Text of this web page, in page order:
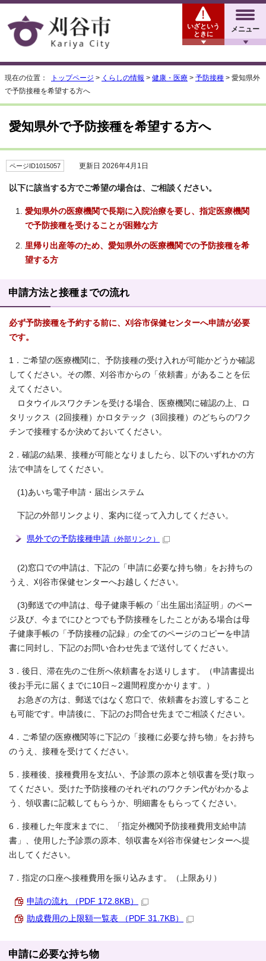
メニュー
いざという
ときに
現在の位置： トップページ > くらしの情報 > 健康・医療 > 予防接種 > 愛知県外
で予防接種を希望する方へ
愛知県外で予防接種を希望する方へ
ページID1015057 更新日 2026年4月1日
以下に該当する方でご希望の場合は、ご相談ください。
愛知県外の医療機関で長期に入院治療を要し、指定医療機関
で予防接種を受けることが困難な方
里帰り出産等のため、愛知県外の医療機関での予防接種を希
望する方
申請方法と接種までの流れ
必ず予防接種を予約する前に、刈谷市保健センターへ申請が必要
です。
1．ご希望の医療機関に、予防接種の受け入れが可能かどうか確認
してください。その際、刈谷市からの「依頼書」があることを伝
えてください。
ロタウイルスワクチンを受ける場合、医療機関に確認の上、ロ
タリックス（2回接種）かロタテック（3回接種）のどちらのワク
チンで接種するか決めておいてください。
2．確認の結果、接種が可能となりましたら、以下のいずれかの方
法で申請をしてください。
(1)あいち電子申請・届出システム
下記の外部リンクより、案内に従って入力してください。
県外での予防接種申請 （外部リンク）
(2)窓口での申請は、下記の「申請に必要な持ち物」をお持ちの
うえ、刈谷市保健センターへお越しください。
(3)郵送での申請は、母子健康手帳の「出生届出済証明」のペー
ジ及び、今までにひとつでも予防接種をしたことがある場合は母
子健康手帳の「予防接種の記録」の全てのページのコピーを申請
書に同封し、下記のお問い合わせ先まで送付してください。
3．後日、滞在先のご住所へ依頼書をお送りします。（申請書提出
後お手元に届くまでに10日～2週間程度かかります。）
お急ぎの方は、郵送ではなく窓口で、依頼書をお渡しすること
も可能です。申請後に、下記のお問合せ先までご相談ください。
4．ご希望の医療機関等に下記の「接種に必要な持ち物」をお持ち
のうえ、接種を受けてください。
5．接種後、接種費用を支払い、予診票の原本と領収書を受け取っ
てください。受けた予防接種のそれぞれのワクチン代がわかるよ
う、領収書に記載してもらうか、明細書をもらってください。
6．接種した年度末までに、「指定外機関予防接種費用支給申請
書」、使用した予診票の原本、領収書を刈谷市保健センターへ提
出してください。
7．指定の口座へ接種費用を振り込みます。（上限あり）
申請の流れ （PDF 172.8KB）
助成費用の上限額一覧表 （PDF 31.7KB）
申請に必要な持ち物